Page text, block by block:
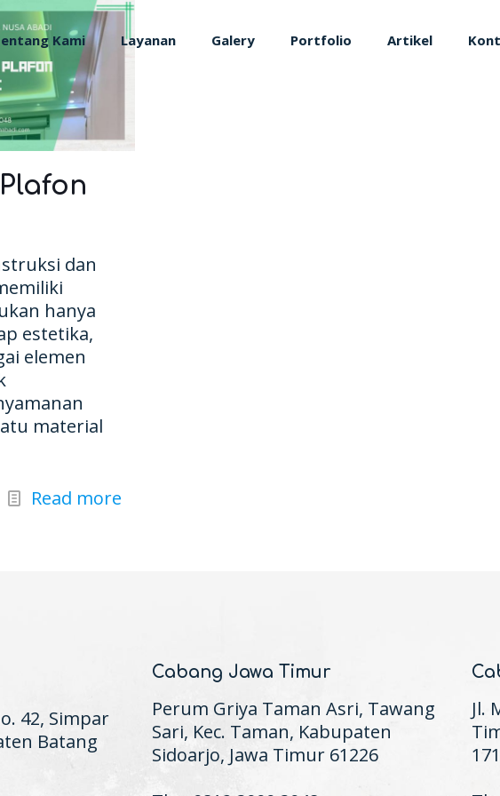
Kami Layanan Galery Portfolio Artikel
dan
hanya
estetika,
elemen
material
Read more
42, Simpar
Batang
Cabang Jawa Timur
Perum Griya Taman Asri, Tawang
Sari, Kec. Taman, Kabupaten
Sidoarjo, Jawa Timur 61226
Jl.